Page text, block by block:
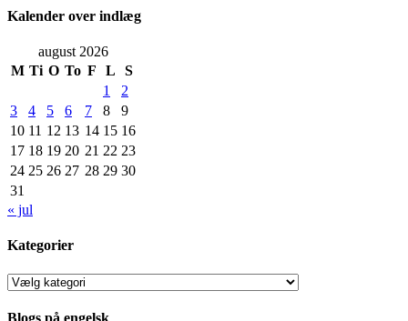
Kalender over indlæg
august 2026
M Ti O To F L
S
1
2
3
4 5 6 7 8
9
10 11 12 13 14 15 16
17 18 19 20 21 22 23
24 25 26 27 28 29 30
31
« jul
Kategorier
Kategorier
Blogs på engelsk